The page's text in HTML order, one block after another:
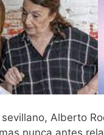
Alberto
nunca antes